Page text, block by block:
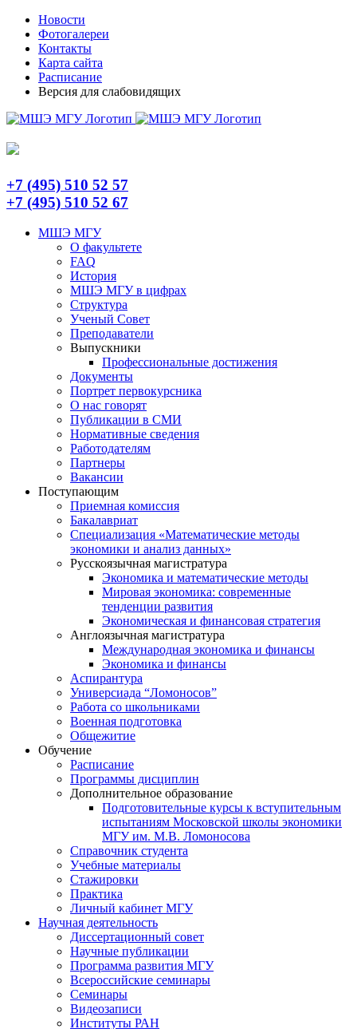
Skip
content
TelegramНовости
Фотогалереи
Контакты
Карта сайта
Расписание
Версия для слабовидящих
+7 (495) 510 52 57
+7 (495) 510 52 67
МШЭ МГУ
О факультете
FAQ
История
МШЭ МГУ в цифрах
Структура
Ученый Совет
Преподаватели
Выпускники
Профессиональные достижения
Документы
Портрет первокурсника
О нас говорят
Публикации в СМИ
Нормативные сведения
Работодателям
Партнеры
Вакансии
Поступающим
Приемная комиссия
Бакалавриат
Специализация «Математические методы
экономики и анализ данных»
Русскоязычная магистратура
Экономика и математические методы
Мировая экономика: современные
тенденции развития
Экономическая и финансовая стратегия
Англоязычная магистратура
Международная экономика и финансы
Экономика и финансы
Аспирантура
Универсиада “Ломоносов”
Работа со школьниками
Военная подготовка
Общежитие
Обучение
Расписание
Программы дисциплин
Дополнительное образование
Подготовительные курсы к вступительным
испытаниям Московской школы экономики
МГУ им. М.В. Ломоносова
Справочник студента
Учебные материалы
Стажировки
Практика
Личный кабинет МГУ
Научная деятельность
Диссертационный совет
Научные публикации
Программа развития МГУ
Всероссийские семинары
Семинары
Видеозаписи
Институты РАН